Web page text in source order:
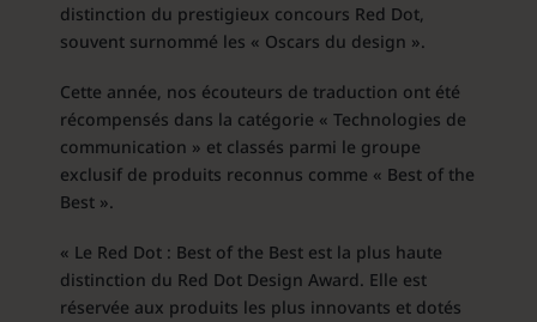
distinction du prestigieux concours Red Dot,
souvent surnommé les « Oscars du design ».
Cette année, nos écouteurs de traduction ont été
récompensés dans la catégorie « Technologies de
communication » et classés parmi le groupe
exclusif de produits reconnus comme « Best of the
Best ».
« Le Red Dot : Best of the Best est la plus haute
distinction du Red Dot Design Award. Elle est
réservée aux produits les plus innovants et dotés